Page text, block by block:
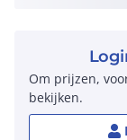
Om prijzen,
bekijken.